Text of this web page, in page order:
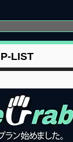
P-LIST